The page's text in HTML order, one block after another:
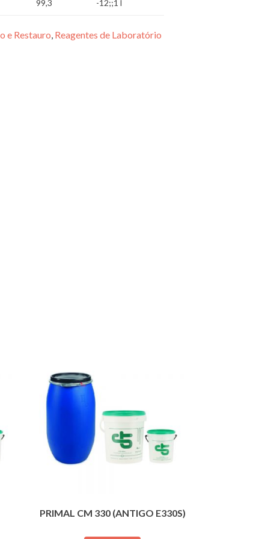
99,3 -12;;1 l
e Restauro, Reagentes de Laboratório
PRIMAL CM 330 (ANTIGO E330S)